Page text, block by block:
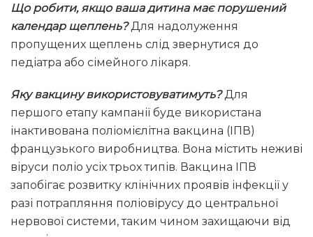
Що робити, якщо ваша дитина має порушений
календар щеплень?Для надолуження
пропущених щеплень слід звернутися до
педіатра або сімейного лікаря.
Яку вакцину використовуватимуть?Для
першого етапу кампанії буде використана
інактивована поліомієлітна вакцина (ІПВ)
французького виробництва. Вона містить неживі
віруси поліо усіх трьох типів. Вакцина ІПВ
запобігає розвитку клінічних проявів інфекції у
разі потрапляння поліовірусу до центральної
нервової системи, таким чином захищаючи від